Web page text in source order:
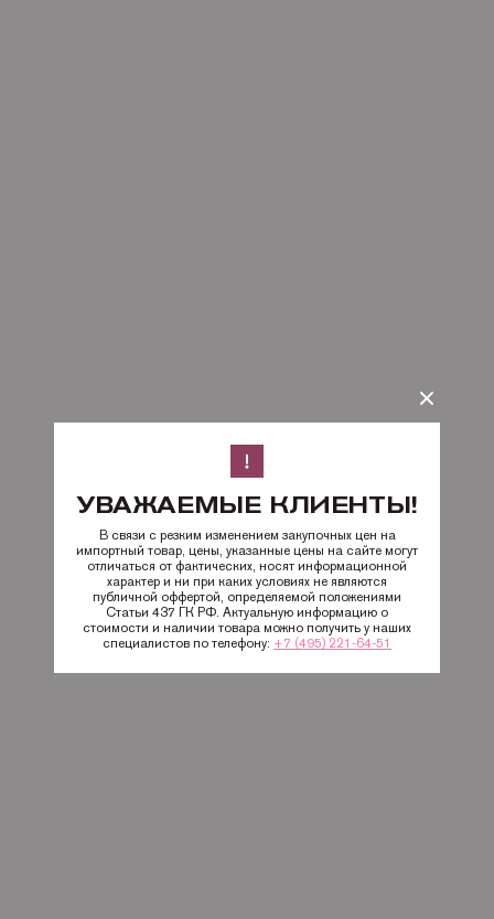
УВАЖАЕМЫЕ КЛИЕНТЫ!
В связи с резким изменением закупочных цен на
импортный товар, цены, указанные цены на сайте могут
отличаться от фактических, носят информационной
характер и ни при каких условиях не являются
публичной оффертой, определяемой положениями
Статьи 437 ГК РФ. Актуальную информацию о
стоимости и наличии товара можно получить у наших
специалистов по телефону: +7 (495) 221-64-51